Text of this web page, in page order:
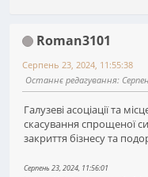
Roman3101
Серпень 23, 2024, 11:55:38
Останнє редагування:
Галузеві асоціації та
скасування спрощеної
закриття бізнесу та
Серпень 23, 2024, 11:56:01